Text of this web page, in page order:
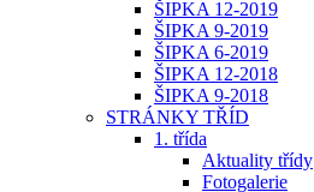
ŠIPKA 12-2019
ŠIPKA 9-2019
ŠIPKA 6-2019
ŠIPKA 12-2018
ŠIPKA 9-2018
STRÁNKY TŘÍD
1. třída
Aktuality třídy
Fotogalerie